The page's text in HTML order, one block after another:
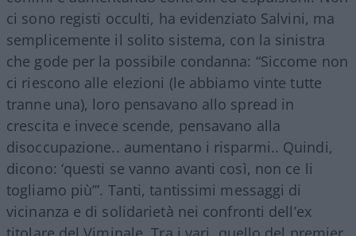
ci sono registi occulti, ha evidenziato Salvini, ma
semplicemente il solito sistema, con la sinistra
che gode per la possibile condanna: “Siccome non
ci riescono alle elezioni (le abbiamo vinte tutte
tranne una), loro pensavano allo spread in
crescita e invece scende, pensavano alla
disoccupazione.. aumentano i risparmi.. Quindi,
dicono: ‘questi se vanno avanti così, non ce li
togliamo più’”. Tanti, tantissimi messaggi di
vicinanza e di solidarietà nei confronti dell’ex